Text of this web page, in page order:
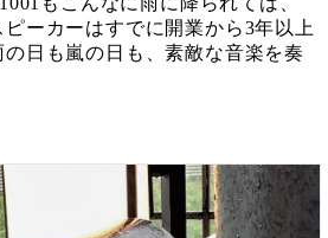
ーカーはすでに開業から3年以上
日も嵐の日も、素敵な音楽を奏